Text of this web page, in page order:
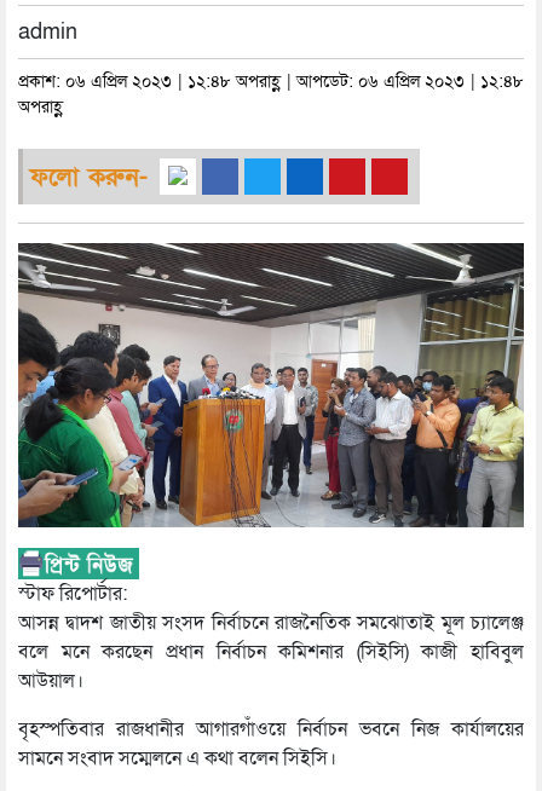
admin
প্রকাশ: ০৬ এপ্রিল ২০২৩ | ১২:৪৮ অপরাহ্ণ | আপডেট: ০৬ এপ্রিল ২০২৩ | ১২:৪৮
অপরাহ্ণ
ফলো করুন-
স্টাফ রিপোর্টার:
আসন্ন দ্বাদশ জাতীয় সংসদ নির্বাচনে রাজনৈতিক সমঝোতাই মূল চ্যালেঞ্জ
বলে মনে করছেন প্রধান নির্বাচন কমিশনার (সিইসি) কাজী হাবিবুল
আউয়াল।
বৃহস্পতিবার রাজধানীর আগারগাঁওয়ে নির্বাচন ভবনে নিজ কার্যালয়ের
সামনে সংবাদ সম্মেলনে এ কথা বলেন সিইসি।